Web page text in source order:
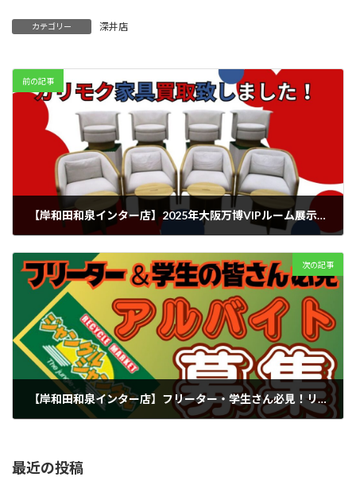
カテゴリー 深井店
前の記事
【岸和田和泉インター店】2025年大阪万博VIPルーム展示品！カリモク家具「ノームス」「ラウンジチェア」入荷！
次の記事
【岸和田和泉インター店】フリーター・学生さん必見！リユース未経験でもOKのアルバイト大募集！
最近の投稿